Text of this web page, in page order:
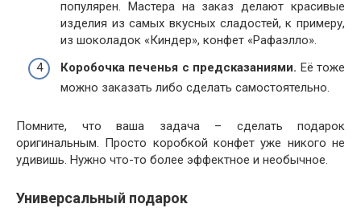
популярен. Мастера на заказ делают красивые
изделия из самых вкусных сладостей, к примеру,
из шоколадок «Киндер», конфет «Рафаэлло».
Коробочка печенья с предсказаниями. Её тоже
можно заказать либо сделать самостоятельно.
Помните, что ваша задача – сделать подарок
оригинальным. Просто коробкой конфет уже никого не
удивишь. Нужно что-то более эффектное и необычное.
Универсальный подарок